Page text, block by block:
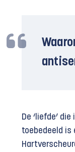
De ‘liefde’
toebedeeld is